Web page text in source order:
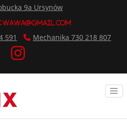
9a Ursynów
591 Mechanika 730 218 807